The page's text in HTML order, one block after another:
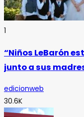
1
“Niños LeBarón
junto a sus
edicionweb
30.6K